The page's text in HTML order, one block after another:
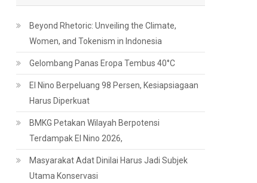
Beyond Rhetoric: Unveiling the Climate,
Women, and Tokenism in Indonesia
Gelombang Panas Eropa Tembus 40°C
El Nino Berpeluang 98 Persen, Kesiapsiagaan
Harus Diperkuat
BMKG Petakan Wilayah Berpotensi
Terdampak El Nino 2026,
Masyarakat Adat Dinilai Harus Jadi Subjek
Utama Konservasi